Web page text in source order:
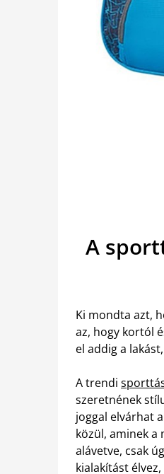
A
Ki mondta azt,
az, hogy kortól
el addig a
A trendi
szeretnének
joggal elvárhat
közül, aminek a
alávetve, csak
kialakítást